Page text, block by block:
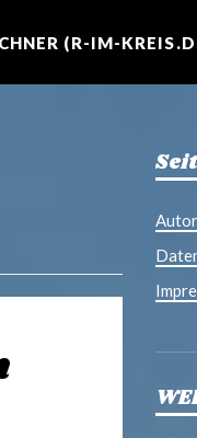
(R-IM-
Autor